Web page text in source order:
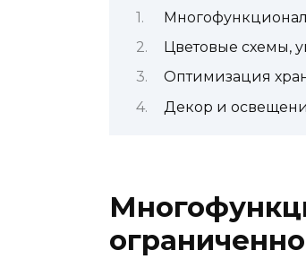
Цветовые схемы,
Оптимизация
Декор и